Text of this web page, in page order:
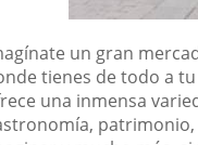
un gran
tienes de todo a
una inmensa